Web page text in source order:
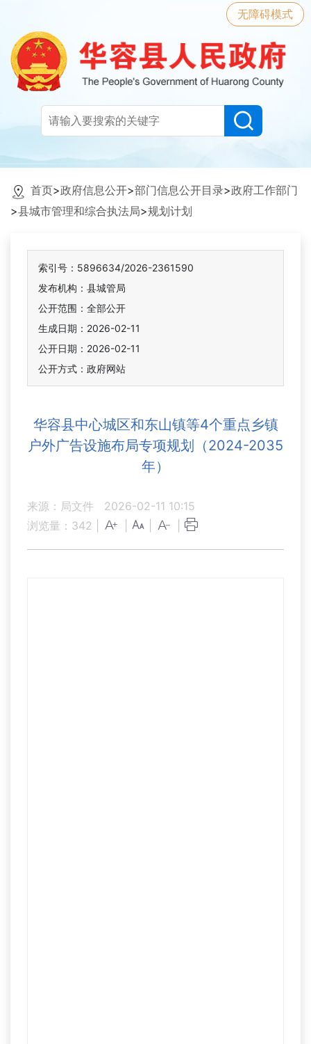
无障碍模式
首页>政府信息公开>部门信息公开目录>政府工作部门
>县城市管理和综合执法局>规划计划
索引号：5896634/2026-2361590
发布机构：县城管局
公开范围：全部公开
生成日期：2026-02-11
公开日期：2026-02-11
公开方式：政府网站
华容县中心城区和东山镇等4个重点乡镇
户外广告设施布局专项规划（2024-2035
年）
来源：局文件
2026-02-11 10:15
浏览量： 342